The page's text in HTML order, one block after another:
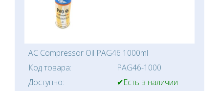
AC Compressor Oil PAG46 1000ml
Код товара:
PAG46-1000
Доступно:
✔Есть в наличии